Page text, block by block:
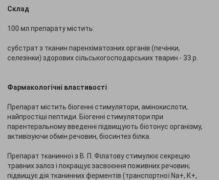
Склад
100 мл препарату містить:
субстрат з тканин паренхіматозних органів (печінки,
селезінки) здорових сільськогосподарських тварин - 33 р.
Фармакологічні властивості
Препарат містить біогенні стимулятори, амінокислоти,
найпростіші пептиди. Біогенні стимулятори при
парентеральному введенні підвищують біотонус організму,
активізуючи обмін речовин, біосинтез білка.
Препарат тканинної з В. П. Філатову стимулює секрецію
травних залоз і покращує засвоєння поживних речовин;
підвищує дія тканинних ферментів (транспортної Nа+, К+,